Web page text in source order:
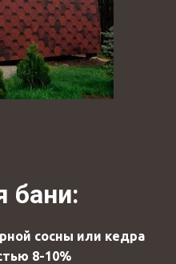
бани:
сосны или кедра
8-10%